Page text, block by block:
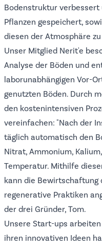
Bodenstruktur
Pflanzen gespeichert,
diesen der Atmosphäre
Unser Mitglied Nerit'e
Analyse der Böden und
laborunabhängigen Vor-
genutzten Böden. Durch
den kostenintensiven
vereinfachen: "Nach der
täglich automatisch den
Nitrat, Ammonium,
Temperatur. Mithilfe
kann die Bewirtschaftung
regenerative Praktiken
der drei Gründer, Tom.
Unsere Start-ups
ihren innovativen Ideen